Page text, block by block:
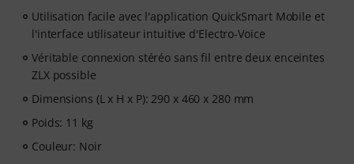
Utilisation facile avec l'application QuickSmart Mobile et
l'interface utilisateur intuitive d'Electro-Voice
Véritable connexion stéréo sans fil entre deux enceintes
ZLX possible
Dimensions (L x H x P): 290 x 460 x 280 mm
Poids: 11 kg
Couleur: Noir